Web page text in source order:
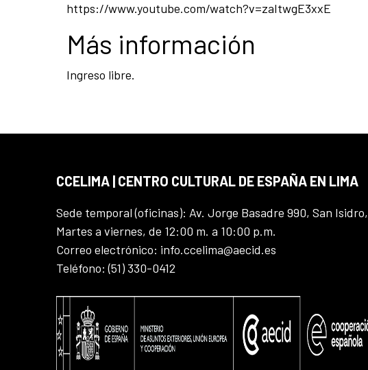
https://www.youtube.com/watch?v=zaItwgE3xxE
Más información
Ingreso libre.
CCELIMA | CENTRO CULTURAL DE ESPAÑA EN LIMA
Sede temporal (oficinas): Av. Jorge Basadre 990, San
Martes a viernes, de 12:00 m. a 10:00 p.m.
Correo electrónico: info.ccelima@aecid.es
Teléfono: (51) 330-0412